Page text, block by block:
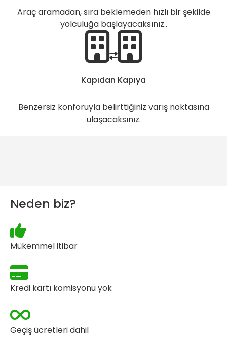
Araç aramadan, sıra beklemeden hızlı bir şekilde
yolculuğa başlayacaksınız..
Kapıdan Kapıya
Benzersiz konforuyla belirttiğiniz varış noktasına
ulaşacaksınız.
Neden biz?
Mükemmel itibar
Kredi kartı komisyonu yok
Geçiş ücretleri dahil